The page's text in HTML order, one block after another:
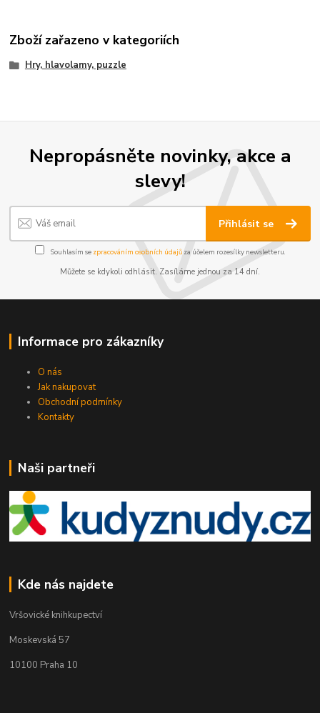
Zboží zařazeno v kategoriích
Hry, hlavolamy, puzzle
Nepropásněte novinky, akce a
slevy!
Přihlásit se
Souhlasím se zpracováním osobních údajůza účelem rozesílky newsletteru.
Můžete se kdykoli odhlásit. Zasíláme jednou za 14 dní.
Informace pro zákazníky
O nás
Jak nakupovat
Obchodní podmínky
Kontakty
Naši partneři
Kde nás najdete
Vršovické knihkupectví
Moskevská 57
10100 Praha 10